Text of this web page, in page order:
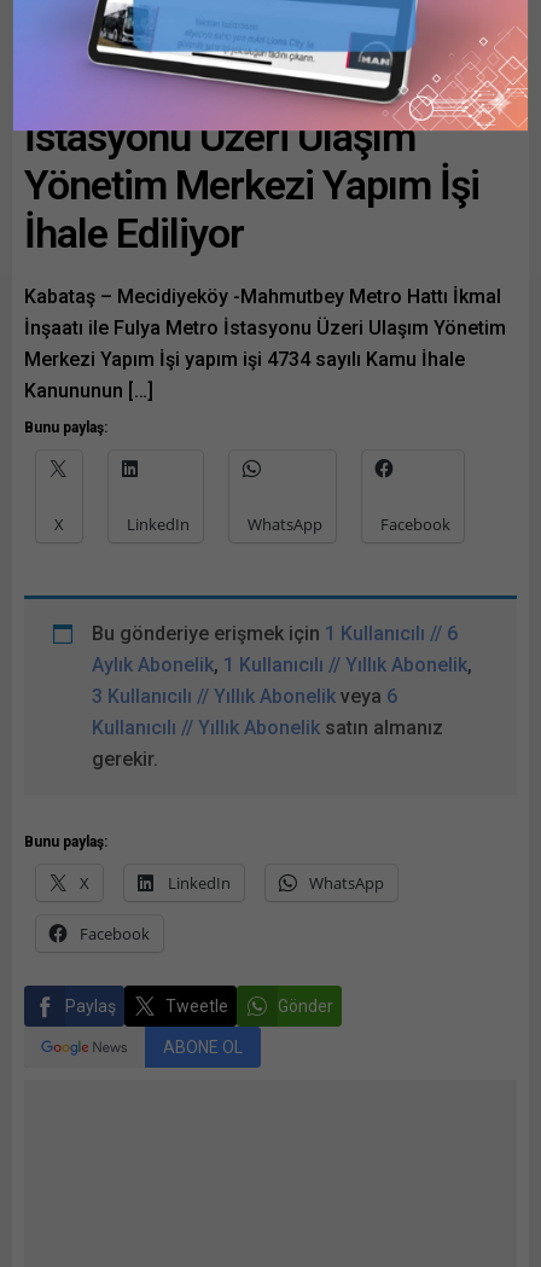
bulunan Bayraktar,
Cumhurbaşkanı Recep
Tayyip...
-Mahmutbey Metro Hattı
İkmal İnşaatı İle Fulya Metro
İstasyonu Üzeri Ulaşım
Yönetim Merkezi Yapım İşi
İhale Ediliyor
Kabataş – Mecidiyeköy -Mahmutbey Metro Hattı İkmal
İnşaatı ile Fulya Metro İstasyonu Üzeri Ulaşım Yönetim
Merkezi Yapım İşi yapım işi 4734 sayılı Kamu İhale
Kanununun […]
Bunu paylaş:
X LinkedIn WhatsApp Facebook
Bu gönderiye erişmek için 1 Kullanıcılı // 6
Aylık Abonelik, 1 Kullanıcılı // Yıllık Abonelik,
3 Kullanıcılı // Yıllık Abonelik veya 6
Kullanıcılı // Yıllık Abonelik satın almanız
gerekir.
Bunu paylaş:
X LinkedIn WhatsApp
Facebook
Paylaş Tweetle Gönder
ABONE OL